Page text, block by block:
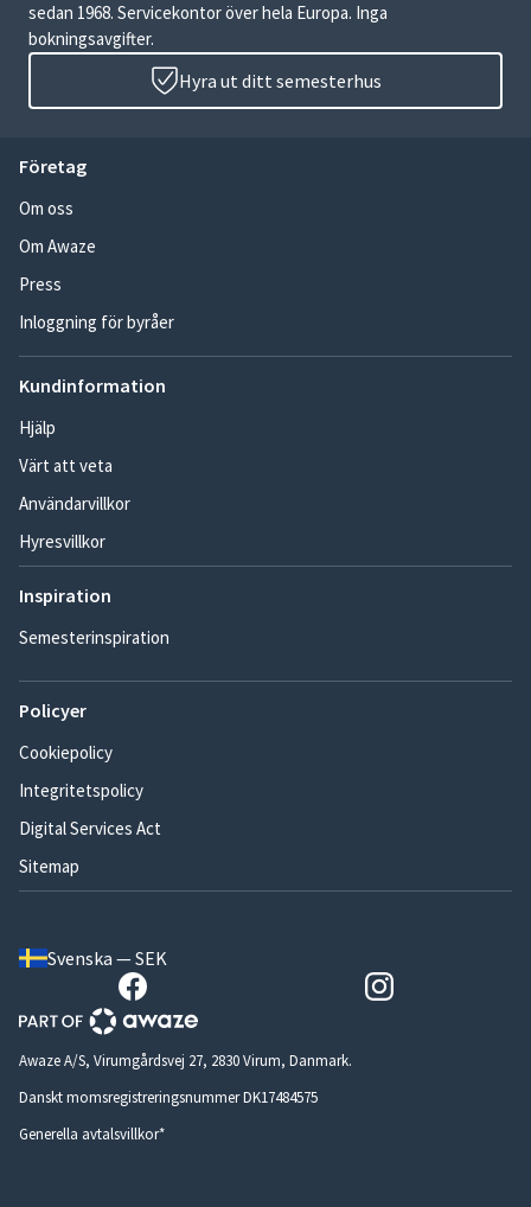
sedan 1968. Servicekontor över hela Europa. Inga
bokningsavgifter.
Hyra ut ditt semesterhus
Företag
Om oss
Om Awaze
Press
Inloggning för byråer
Kundinformation
Hjälp
Värt att veta
Användarvillkor
Hyresvillkor
Inspiration
Semesterinspiration
Policyer
Cookiepolicy
Integritetspolicy
Digital Services Act
Sitemap
Svenska — SEK
Awaze A/S, Virumgårdsvej 27, 2830 Virum, Danmark.
Danskt momsregistreringsnummer DK17484575
Generella avtalsvillkor*